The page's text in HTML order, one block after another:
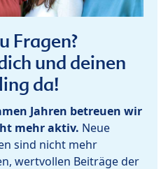
Fragen?
und deinen
da!
Jahren betreuen wir
mehr aktiv. Neue
sind nicht mehr
wertvollen Beiträge der